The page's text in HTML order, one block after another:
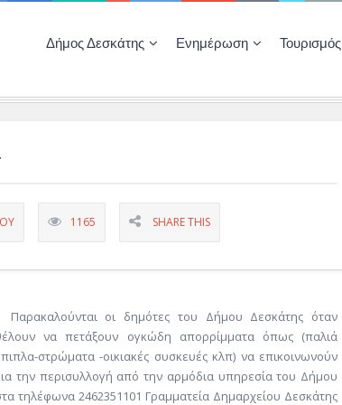
Δήμος Δεσκάτης Ενημέρωση Τουρισμός
1165 SHARE THIS
Παρακαλούνται οι δημότες του Δήμου Δεσκάτης όταν
να πετάξουν ογκώδη απορρίμματα όπως (παλιά
στρώματα -οικιακές συσκευές κλπ) να επικοινωνούν
την περισυλλογή από την αρμόδια υπηρεσία του Δήμου
τηλέφωνα 2462351101 Γραμματεία Δημαρχείου Δεσκάτης